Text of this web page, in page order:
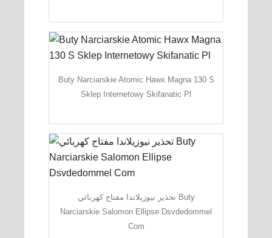
Buty Narciarskie Atomic Hawx Magna 130 S
Sklep Internetowy Skifanatic Pl
تحذير نيوزيلاندا مفتاح كهربائي Buty
Narciarskie Salomon Ellipse Dsvdedommel
Com